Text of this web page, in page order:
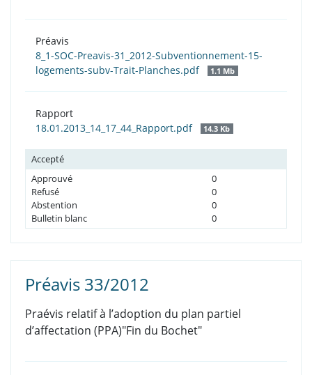
Préavis
8_1-SOC-Preavis-31_2012-Subventionnement-15-
logements-subv-Trait-Planches.pdf
1.1 Mb
Rapport
18.01.2013_14_17_44_Rapport.pdf
14.3 Kb
Accepté
Approuvé
0
Refusé
0
Abstention
0
Bulletin blanc
0
Préavis 33/2012
Praévis relatif à l’adoption du plan partiel
d’affectation (PPA)"Fin du Bochet"